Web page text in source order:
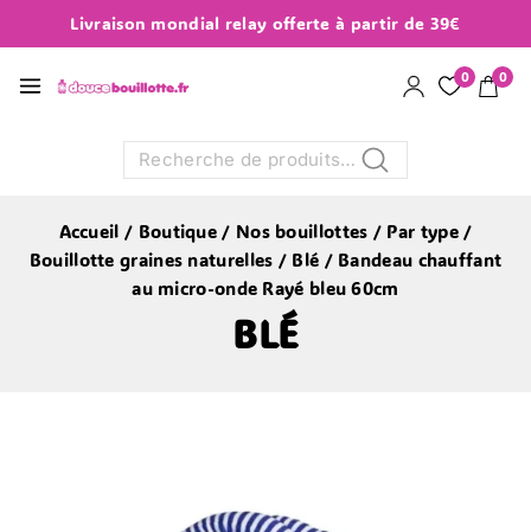
Livraison mondial relay offerte à partir de 39€
0 0
Recherche
Accueil / Boutique / Nos bouillottes / Par type /
Bouillotte graines naturelles / Blé / Bandeau chauffant
au micro-onde Rayé bleu 60cm
BLÉ